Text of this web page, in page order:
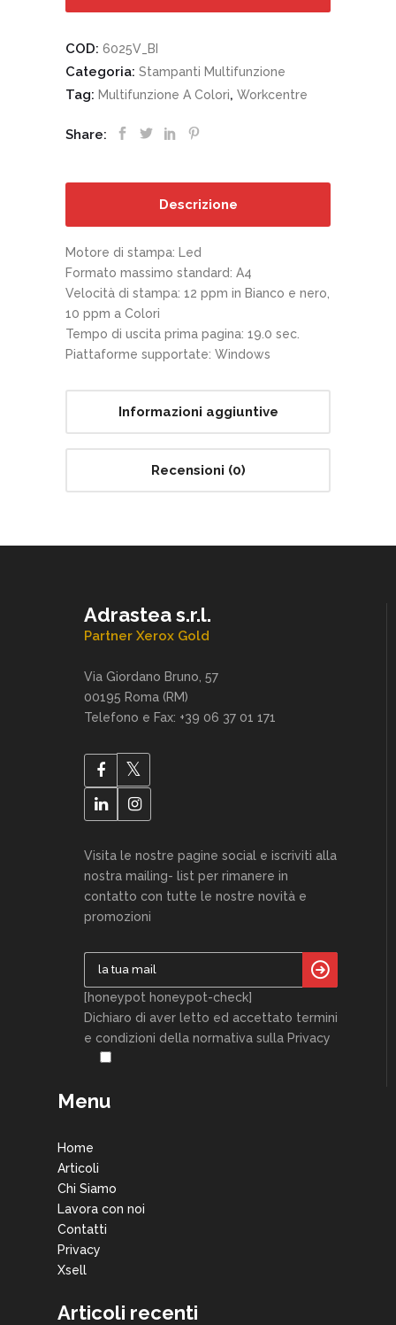
COD: 6025V_BI
Categoria: Stampanti Multifunzione
Tag: Multifunzione A Colori, Workcentre
Share:
Descrizione
Motore di stampa: Led
Formato massimo standard: A4
Velocità di stampa: 12 ppm in Bianco e nero,
10 ppm a Colori
Tempo di uscita prima pagina: 19.0 sec.
Piattaforme supportate: Windows
Informazioni aggiuntive
Recensioni (0)
Adrastea s.r.l.
Partner Xerox Gold
Via Giordano Bruno, 57
00195 Roma (RM)
Telefono e Fax: +39 06 37 01 171
Visita le nostre pagine social e iscriviti alla
nostra mailing- list per rimanere in
contatto con tutte le nostre novità e
promozioni
[honeypot honeypot-check]
Dichiaro di aver letto ed accettato termini
e condizioni della normativa sulla Privacy
Menu
Home
Articoli
Chi Siamo
Lavora con noi
Contatti
Privacy
Xsell
Articoli recenti